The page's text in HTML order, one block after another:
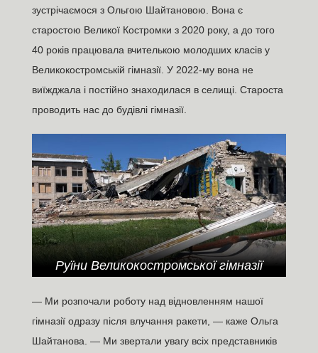
зустрічаємося з Ольгою Шайтановою. Вона є
старостою Великої Костромки з 2020 року, а до того
40 років працювала вчителькою молодших класів у
Великокостромській гімназії. У 2022-му вона не
виїжджала і постійно знаходилася в селищі. Староста
проводить нас до будівлі гімназії.
Руїни Великокостромської гімназії
— Ми розпочали роботу над відновленням нашої
гімназії одразу після влучання ракети, — каже Ольга
Шайтанова. — Ми звертали увагу всіх представників